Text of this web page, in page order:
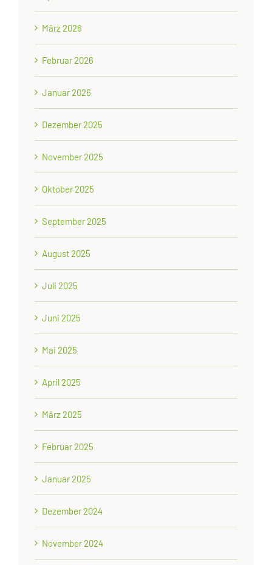
März 2026
Februar 2026
Januar 2026
Dezember 2025
November 2025
Oktober 2025
September 2025
August 2025
Juli 2025
Juni 2025
Mai 2025
April 2025
März 2025
Februar 2025
Januar 2025
Dezember 2024
November 2024